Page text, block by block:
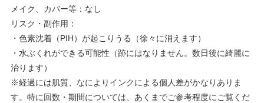
メイク、カバー等：なし
リスク・副作用：
・色素沈着（PIH）が起こりうる（徐々に消えます）
・水ぶくれができる可能性（跡にはなりません。数日後に綺麗に
治ります）
※経過には肌質、なによりインクによる個人差がかなりありま
す。特に回数・期間については、あくまでご参考程度にご覧くだ